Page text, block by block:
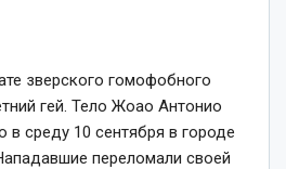
зверского гомофобного
гей. Тело Жоао Антонио
среду 10 сентября в городе
переломали своей